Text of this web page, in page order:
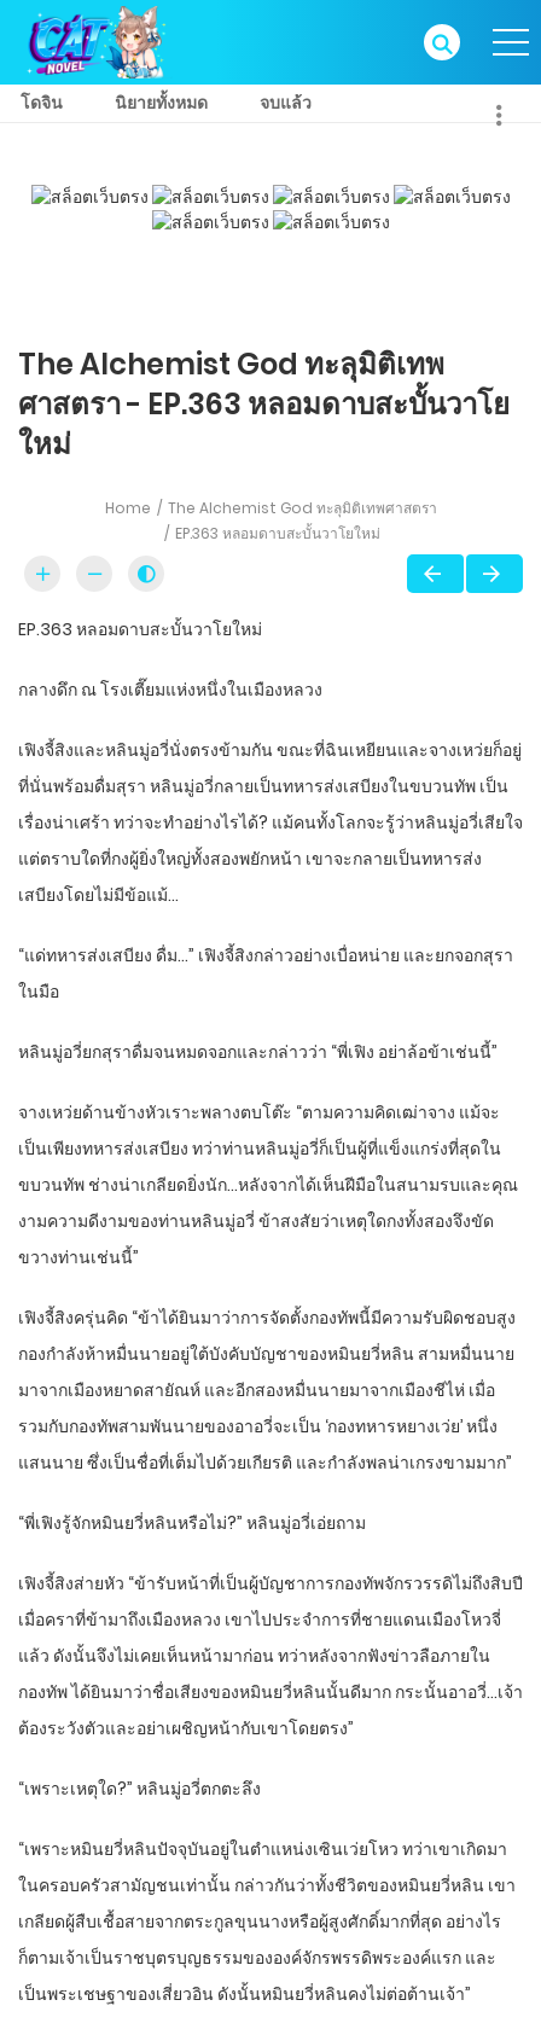
โดจิน นิยายทั้งหมด จบแล้ว
The Alchemist God ทะลุมิติเทพ
ศาสตรา - EP.363 หลอมดาบสะบั้นวาโย
ใหม่
Home
The Alchemist God ทะลุมิติเทพศาสตรา
EP.363 หลอมดาบสะบั้นวาโยใหม่
EP.363 หลอมดาบสะบั้นวาโยใหม่
กลางดึก ณ โรงเตี๊ยมแห่งหนึ่งในเมืองหลวง
เฟิงจี้สิงและหลินมู่อวี่นั่งตรงข้ามกัน ขณะที่ฉินเหยียนและจางเหว่ยก็อยู่
ที่นั่นพร้อมดื่มสุรา หลินมู่อวี่กลายเป็นทหารส่งเสบียงในขบวนทัพ เป็น
เรื่องน่าเศร้า ทว่าจะทำอย่างไรได้? แม้คนทั้งโลกจะรู้ว่าหลินมู่อวี่เสียใจ
แต่ตราบใดที่กงผู้ยิ่งใหญ่ทั้งสองพยักหน้า เขาจะกลายเป็นทหารส่ง
เสบียงโดยไม่มีข้อแม้…
“แด่ทหารส่งเสบียง ดื่ม…” เฟิงจี้สิงกล่าวอย่างเบื่อหน่าย และยกจอกสุรา
ในมือ
หลินมู่อวี่ยกสุราดื่มจนหมดจอกและกล่าวว่า “พี่เฟิง อย่าล้อข้าเช่นนี้”
จางเหว่ยด้านข้างหัวเราะพลางตบโต๊ะ “ตามความคิดเฒ่าจาง แม้จะ
เป็นเพียงทหารส่งเสบียง ทว่าท่านหลินมู่อวี่ก็เป็นผู้ที่แข็งแกร่งที่สุดใน
ขบวนทัพ ช่างน่าเกลียดยิ่งนัก…หลังจากได้เห็นฝีมือในสนามรบและคุณ
งามความดีงามของท่านหลินมู่อวี่ ข้าสงสัยว่าเหตุใดกงทั้งสองจึงขัด
ขวางท่านเช่นนี้”
เฟิงจี้สิงครุ่นคิด “ข้าได้ยินมาว่าการจัดตั้งกองทัพนี้มีความรับผิดชอบสูง
กองกำลังห้าหมื่นนายอยู่ใต้บังคับบัญชาของหมินยวี่หลิน สามหมื่นนาย
มาจากเมืองหยาดสายัณห์ และอีกสองหมื่นนายมาจากเมืองชีไห่ เมื่อ
รวมกับกองทัพสามพันนายของอาอวี่จะเป็น ‘กองทหารหยางเว่ย’ หนึ่ง
แสนนาย ซึ่งเป็นชื่อที่เต็มไปด้วยเกียรติ และกำลังพลน่าเกรงขามมาก”
“พี่เฟิงรู้จักหมินยวี่หลินหรือไม่?” หลินมู่อวี่เอ่ยถาม
เฟิงจี้สิงส่ายหัว “ข้ารับหน้าที่เป็นผู้บัญชาการกองทัพจักรวรรดิไม่ถึงสิบปี
เมื่อคราที่ข้ามาถึงเมืองหลวง เขาไปประจำการที่ชายแดนเมืองโหวจี่
แล้ว ดังนั้นจึงไม่เคยเห็นหน้ามาก่อน ทว่าหลังจากฟังข่าวลือภายใน
กองทัพ ได้ยินมาว่าชื่อเสียงของหมินยวี่หลินนั้นดีมาก กระนั้นอาอวี่…เจ้า
ต้องระวังตัวและอย่าเผชิญหน้ากับเขาโดยตรง”
“เพราะเหตุใด?” หลินมู่อวี่ตกตะลึง
“เพราะหมินยวี่หลินปัจจุบันอยู่ในตำแหน่งเซินเว่ยโหว ทว่าเขาเกิดมา
ในครอบครัวสามัญชนเท่านั้น กล่าวกันว่าทั้งชีวิตของหมินยวี่หลิน เขา
เกลียดผู้สืบเชื้อสายจากตระกูลขุนนางหรือผู้สูงศักดิ์มากที่สุด อย่างไร
ก็ตามเจ้าเป็นราชบุตรบุญธรรมขององค์จักรพรรดิพระองค์แรก และ
เป็นพระเชษฐาของเสี่ยวอิน ดังนั้นหมินยวี่หลินคงไม่ต่อต้านเจ้า”